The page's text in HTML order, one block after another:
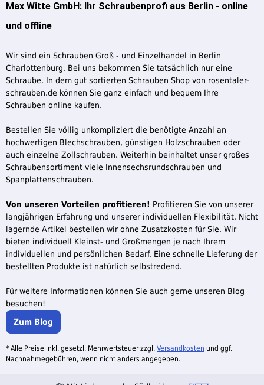
Max Witte GmbH: Ihr Schraubenprofi aus Berlin - online
und offline
Wir sind ein Schrauben Groß - und Einzelhandel in Berlin
Charlottenburg. Bei uns bekommen Sie tatsächlich nur eine
Schraube. In dem gut sortierten Schrauben Shop von rosentaler-
schrauben.de können Sie ganz einfach und bequem Ihre
Schrauben online kaufen.
Bestellen Sie völlig unkompliziert die benötigte Anzahl an
hochwertigen Blechschrauben, günstigen Holzschrauben oder
auch einzelne Zollschrauben. Weiterhin beinhaltet unser großes
Schraubensortiment viele Innensechsrundschrauben und
Spanplattenschrauben.
Von unseren Vorteilen profitieren! Profitieren Sie von unserer
langjährigen Erfahrung und unserer individuellen Flexibilität. Nicht
lagernde Artikel bestellen wir ohne Zusatzkosten für Sie. Wir
bieten individuell Kleinst- und Großmengen je nach Ihrem
individuellen und persönlichen Bedarf. Eine schnelle Lieferung der
bestellten Produkte ist natürlich selbstredend.
Für weitere Informationen können Sie auch gerne unseren Blog
besuchen!
Zum Blog
* Alle Preise inkl. gesetzl. Mehrwertsteuer zzgl. Versandkosten und ggf.
Nachnahmegebühren, wenn nicht anders angegeben.